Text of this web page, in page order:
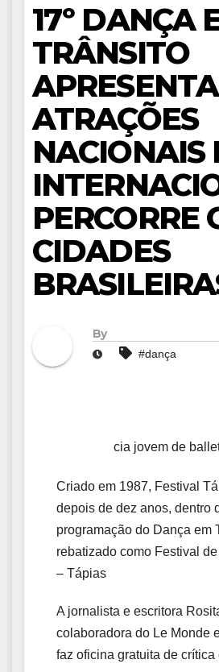
17º DANÇA
TRÂNSITO
ATRAÇÕES
NACIONAIS
PERCORRE
CIDADES
By
#dança
cia jovem de
Criado em 1987, Festival
depois de dez anos, dentro
programação do Dança em
rebatizado como Festival
– Tápias
A jornalista e escritora
colaboradora do Le Monde
faz oficina gratuita de crítica